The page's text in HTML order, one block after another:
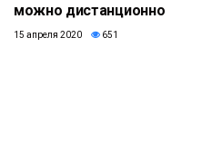
можно дистанционно
15 апреля 2020 651